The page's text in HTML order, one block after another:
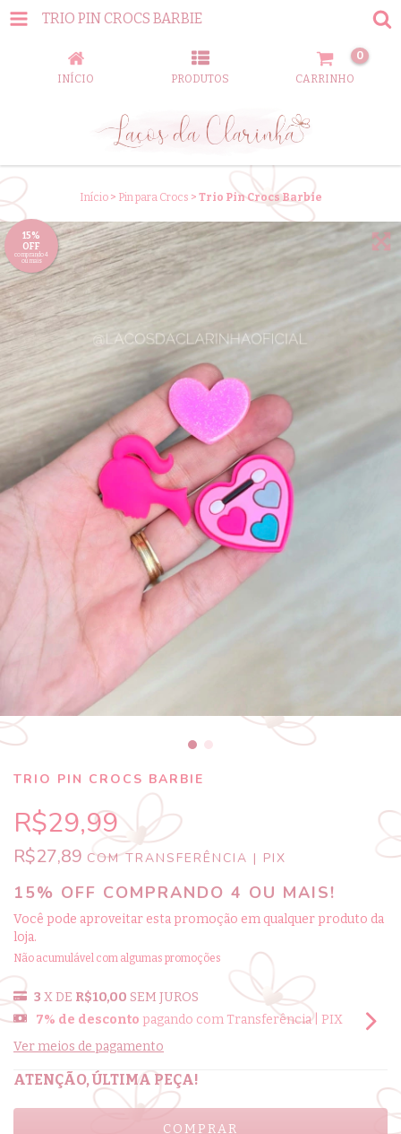
TRIO PIN CROCS BARBIE
INÍCIO PRODUTOS CARRINHO
0
Início > Pin para Crocs > Trio Pin Crocs Barbie
15%
OFF
comprando 4
ou mais
TRIO PIN CROCS BARBIE
R$29,99
R$27,89 COM TRANSFERÊNCIA | PIX
15% OFF COMPRANDO 4 OU MAIS!
Você pode aproveitar esta promoção em qualquer produto da
loja.
Não acumulável com algumas promoções
3 X DE R$10,00 SEM JUROS
7% de desconto pagando com Transferência | PIX
Ver meios de pagamento
ATENÇÃO, ÚLTIMA PEÇA!